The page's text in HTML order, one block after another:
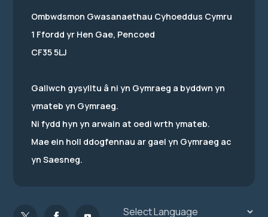
Ombwdsmon Gwasanaethau Cyhoeddus Cymru
1 Ffordd yr Hen Gae, Pencoed
CF35 5LJ
Gallwch gysylltu â ni yn Gymraeg a byddwn yn
ymateb yn Gymraeg.
Ni fydd hyn yn arwain at oedi wrth ymateb.
Mae ein holl ddogfennau ar gael yn Gymraeg ac
yn Saesneg.